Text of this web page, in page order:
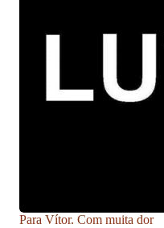
Para Vítor. Com muita dor